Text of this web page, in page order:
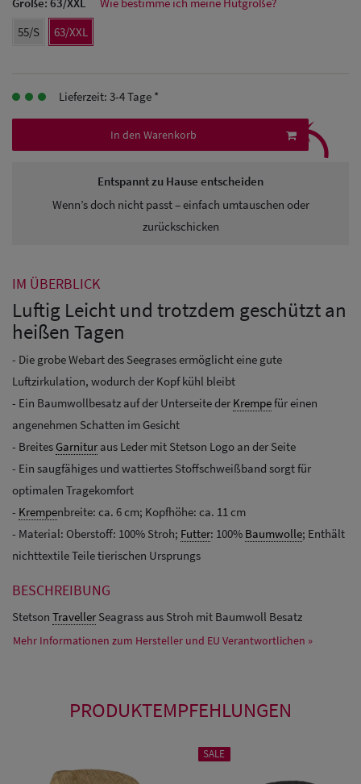
Herren Caps
Herren UV-
Herren
Herren
Snapback Caps
55/S
63/XXL
Lieferzeit: 3-4 Tage *
In den Warenkorb
Entspannt zu Hause entscheiden
Wenn’s doch nicht passt – einfach umtauschen oder
zurückschicken
⤹
IM ÜBERBLICK
Luftig Leicht und trotzdem geschützt an
heißen Tagen
- Die grobe Webart des Seegrases ermöglicht eine gute
Luftzirkulation, wodurch der Kopf kühl bleibt
- Ein Baumwollbesatz auf der Unterseite der Krempefür einen
angenehmen Schatten im Gesicht
- Breites Garnitur aus Leder mit Stetson Logo an der Seite
- Ein saugfähiges und wattiertes Stoffschweißband sorgt für
optimalen Tragekomfort
- Krempenbreite: ca. 6 cm; Kopfhöhe: ca. 11 cm
- Material: Oberstoff: 100% Stroh; Futter: 100% Baumwolle; Enthält
nichttextile Teile tierischen Ursprungs
BESCHREIBUNG
Stetson Traveller Seagrass aus Stroh mit Baumwoll Besatz
Mehr Informationen zum Hersteller und EU Verantwortlichen »
PRODUKTEMPFEHLUNGEN
SALE